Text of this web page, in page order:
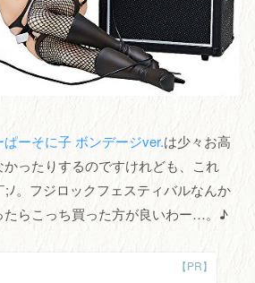
ぱーそに子 ボンデージver.は少々お高
かったりするのですけれども、これ
ﾉ。フジロックフェスティバルなんか
たらこっち買った方が良いわー…。♪